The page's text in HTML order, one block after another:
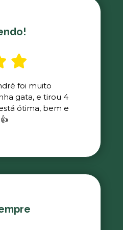
foi muito
gata, e tirou 4
ótima, bem e